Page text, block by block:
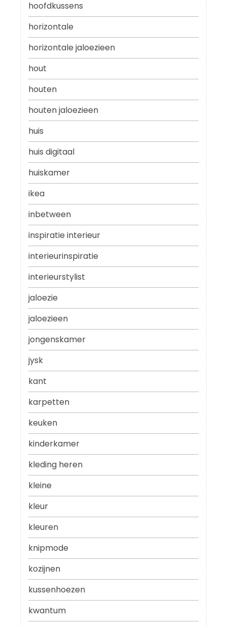
hoofdkussens
horizontale
horizontale jaloezieen
hout
houten
houten jaloezieen
huis
huis digitaal
huiskamer
ikea
inbetween
inspiratie interieur
interieurinspiratie
interieurstylist
jaloezie
jaloezieen
jongenskamer
jysk
kant
karpetten
keuken
kinderkamer
kleding heren
kleine
kleur
kleuren
knipmode
kozijnen
kussenhoezen
kwantum